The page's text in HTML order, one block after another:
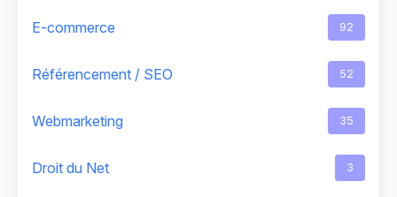
E-commerce 92
Référencement / SEO 52
Webmarketing 35
Droit du Net 3